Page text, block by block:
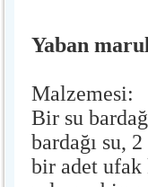
Yaban
Malzemesi:
Bir su
bardağı su,
bir adet ufak